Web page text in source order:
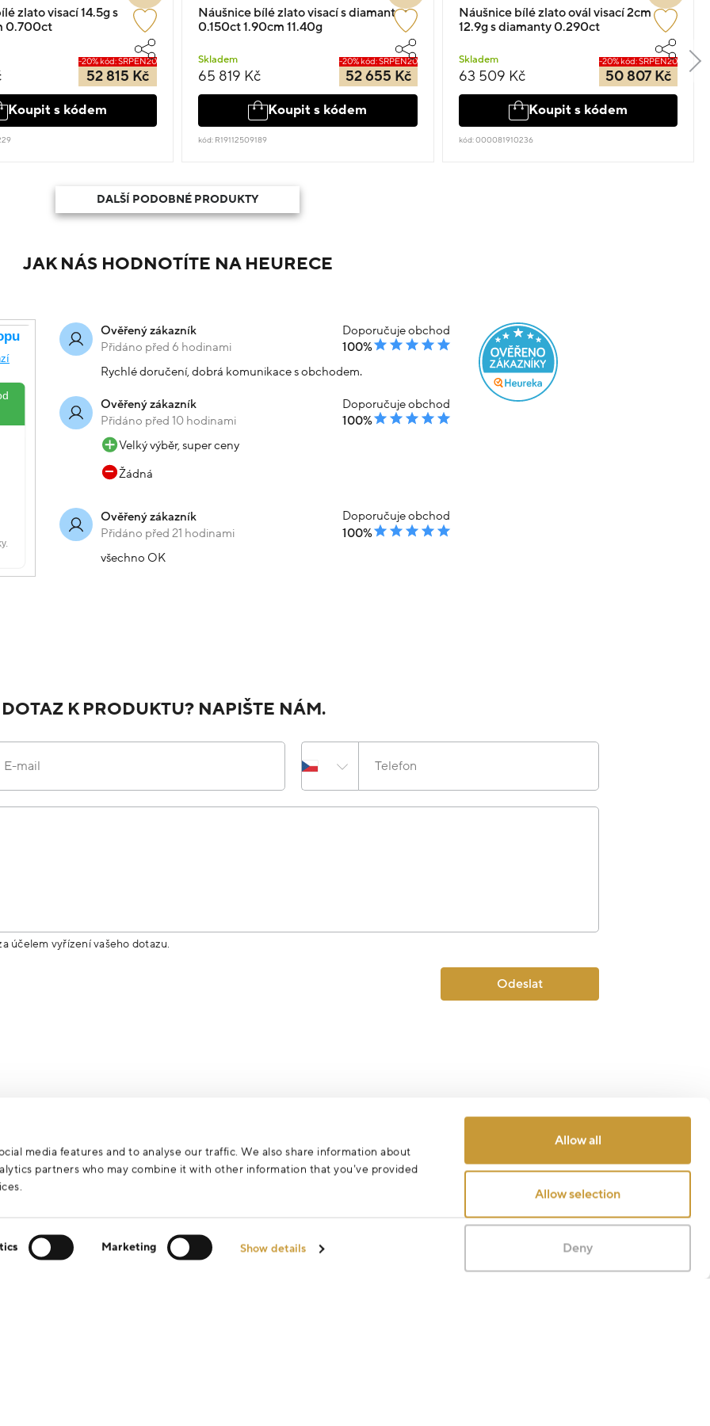
media features and to analyse our traffic. We also share information about
partners who may combine it with other information that you’ve provided
Marketing Show details
Allow all
Allow selection
Deny
zlato visací 14.5g s
0.700ct
-20% kód: SRPEN20
52 815 Kč
Koupit s kódem
Náušnice bílé zlato visací s diamantem
0.150ct 1.90cm 11.40g
Skladem
65 819 Kč
-20% kód: SRPEN20
52 655 Kč
Koupit s kódem
kód: R19112509189
Náušnice bílé zlato ovál visací 2cm
12.9g s diamanty 0.290ct
Skladem
63 509 Kč
-20% kód: SRPEN20
50 807 Kč
Koupit s kódem
kód: 000081910236
DALŠÍ PODOBNÉ PRODUKTY
JAK NÁS HODNOTÍTE NA HEURECE
Ověřený zákazník
Přidáno před 6 hodinami
Doporučuje obchod
100%
Rychlé doručení, dobrá komunikace s obchodem.
Ověřený zákazník
Přidáno před 10 hodinami
Doporučuje obchod
100%
Velký výběr, super ceny
Žádná
Ověřený zákazník
Přidáno před 21 hodinami
Doporučuje obchod
100%
všechno OK
K PRODUKTU? NAPIŠTE NÁM.
E-mail Telefon
účelem vyřízení vašeho dotazu.
Odeslat